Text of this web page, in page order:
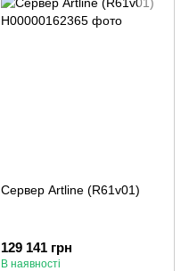
Сервер Artline (R61v01)
129 141 грн
В наявності